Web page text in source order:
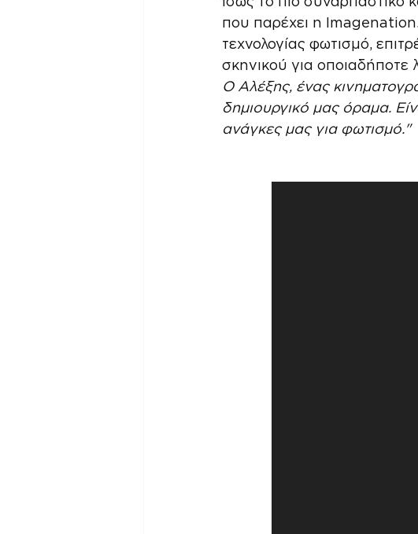
που παρέχει η Imagenation.
τεχνολογίας φωτισμό,
σκηνικού για οποιαδήποτε
Ο Αλέξης, ένας
δημιουργικό μας όραμα.
ανάγκες μας για φωτισμό."